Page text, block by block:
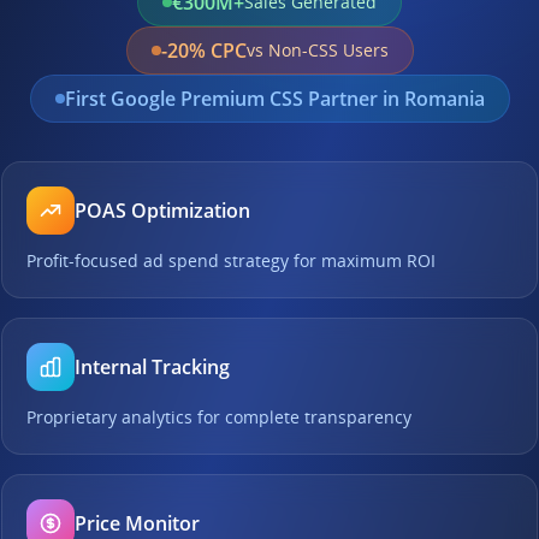
-20% CPCvs Non-CSS Users
First Google Premium CSS Partner in Romania
POAS Optimization
Profit-focused ad spend strategy for maximum ROI
Internal Tracking
Proprietary analytics for complete transparency
Price Monitor